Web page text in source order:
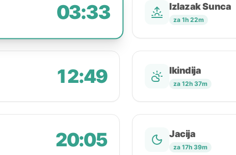
03:33 Izlazak Sunca
za 1h 22m
12:49 Ikindija
za 12h 37m
20:05 Jacija
za 17h 39m